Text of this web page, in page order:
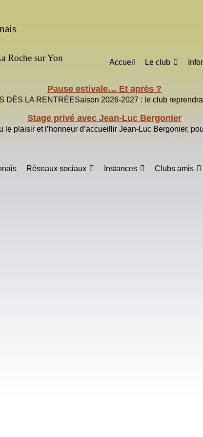
Roche sur Yon Accueil Le club
Pause estivale… Et après ?
DÈS LA RENTRÉESaison 2026-2027 : le club
Stage privé avec Jean-Luc Bergonier
le plaisir et l’honneur d’accueillir Jean-Luc Bergonier,
Réseaux sociaux Instances Clubs amis